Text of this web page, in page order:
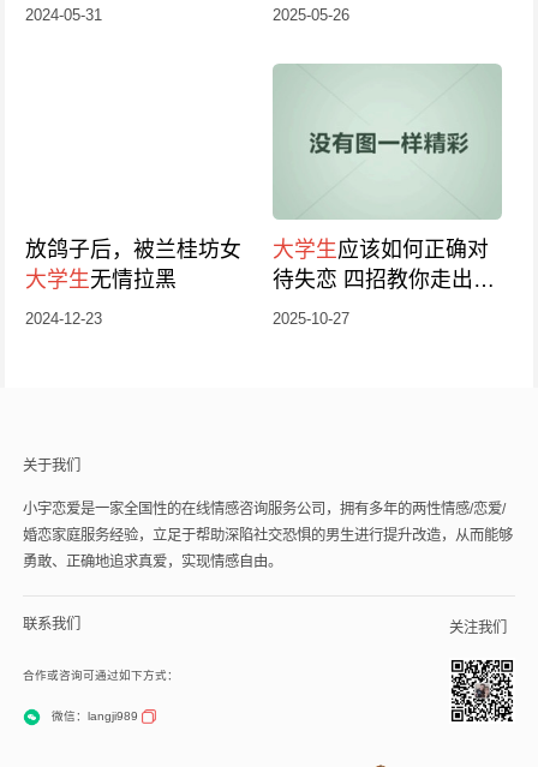
2024-05-31 2025-05-26
放鸽子后，被兰桂坊女
大学生无情拉黑
2024-12-23
大学生应该如何正确对
待失恋 四招教你走出失
恋阴影
2025-10-27
关于我们
小宇恋爱是一家全国性的在线情感咨询服务公司，拥有多年的两性情感/恋爱/
婚恋家庭服务经验，立足于帮助深陷社交恐惧的男生进行提升改造，从而能够
勇敢、正确地追求真爱，实现情感自由。
联系我们
合作或咨询可通过如下方式：
微信：langji989
关注我们